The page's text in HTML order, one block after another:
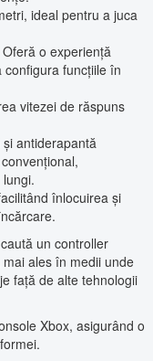
ideal pentru a juca
Oferă o experiență
funcțiile în
vitezei de răspuns
antiderapantă
înlocuirea și
un controller
ales în medii unde
față de alte tehnologii
Xbox, asigurând o